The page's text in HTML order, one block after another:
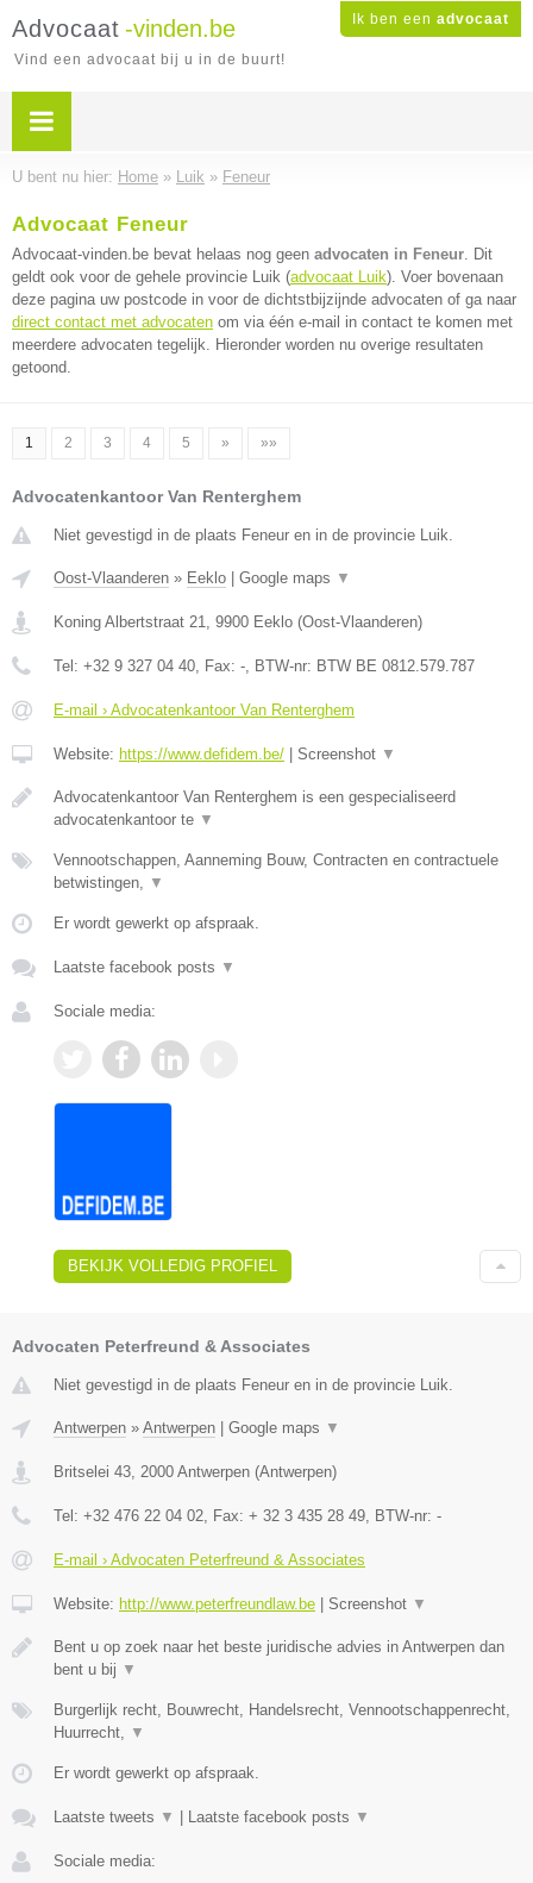
Ik ben een advocaat
Advocaat -vinden.be
Vind een advocaat bij u in de buurt!
U bent nu hier: Home » Luik » Feneur
Advocaat Feneur
Advocaat-vinden.be bevat helaas nog geen advocaten in Feneur. Dit
geldt ook voor de gehele provincie Luik (advocaat Luik). Voer bovenaan
deze pagina uw postcode in voor de dichtstbijzijnde advocaten of ga naar
direct contact met advocaten om via één e-mail in contact te komen met
meerdere advocaten tegelijk. Hieronder worden nu overige resultaten
getoond.
1 2 3 4 5 » »»
Advocatenkantoor Van Renterghem
Niet gevestigd in de plaats Feneur en in de provincie Luik.
Oost-Vlaanderen » Eeklo Google maps ▼
Koning Albertstraat 21, 9900 Eeklo (Oost-Vlaanderen)
Tel: +32 9 327 04 40, Fax: -, BTW-nr: BTW BE 0812.579.787
E-mail › Advocatenkantoor Van Renterghem
Website: https://www.defidem.be/ Screenshot ▼
Advocatenkantoor Van Renterghem is een gespecialiseerd
advocatenkantoor te ▼
Vennootschappen, Aanneming Bouw, Contracten en contractuele
betwistingen, ▼
Er wordt gewerkt op afspraak.
Laatste facebook posts ▼
Sociale media:
BEKIJK VOLLEDIG PROFIEL
Advocaten Peterfreund & Associates
Niet gevestigd in de plaats Feneur en in de provincie Luik.
Antwerpen » Antwerpen Google maps ▼
Britselei 43, 2000 Antwerpen (Antwerpen)
Tel: +32 476 22 04 02, Fax: + 32 3 435 28 49, BTW-nr: -
E-mail › Advocaten Peterfreund & Associates
Website: http://www.peterfreundlaw.be Screenshot ▼
Bent u op zoek naar het beste juridische advies in Antwerpen dan
bent u bij ▼
Burgerlijk recht, Bouwrecht, Handelsrecht, Vennootschappenrecht,
Huurrecht, ▼
Er wordt gewerkt op afspraak.
Laatste tweets ▼ Laatste facebook posts ▼
Sociale media: